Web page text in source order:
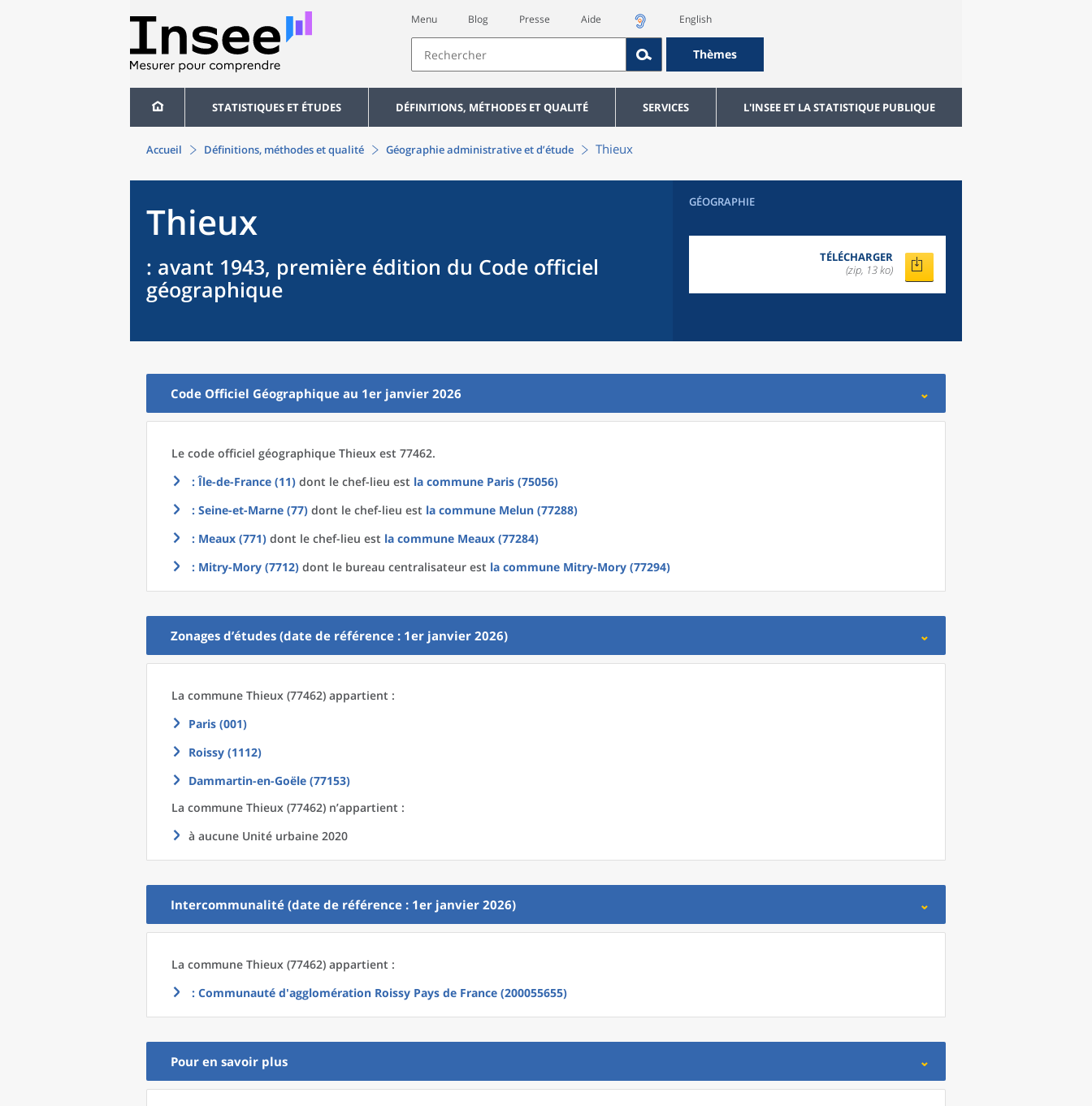
Menu Blog Presse Aide English
Thèmes
STATISTIQUES ET ÉTUDES DÉFINITIONS, MÉTHODES ET QUALITÉ SERVICES L'INSEE ET LA STATISTIQUE PUBLIQUE
Accueil Définitions, méthodes et qualité Géographie administrative et d’étude Thieux
Thieux
: avant 1943, première édition du Code officiel
géographique
GÉOGRAPHIE
TÉLÉCHARGER
(zip, 13 ko)
Code Officiel Géographique au 1er janvier 2026
Le code officiel géographique Thieux est 77462.
: Île-de-France (11) dont le chef-lieu est la commune Paris (75056)
: Seine-et-Marne (77) dont le chef-lieu est la commune Melun (77288)
: Meaux (771) dont le chef-lieu est la commune Meaux (77284)
: Mitry-Mory (7712) dont le bureau centralisateur est la commune Mitry-Mory (77294)
Zonages d’études (date de référence : 1er janvier 2026)
La commune Thieux (77462) appartient :
Paris (001)
Roissy (1112)
Dammartin-en-Goële (77153)
La commune Thieux (77462) n’appartient :
à aucune Unité urbaine 2020
Intercommunalité (date de référence : 1er janvier 2026)
La commune Thieux (77462) appartient :
: Communauté d'agglomération Roissy Pays de France (200055655)
Pour en savoir plus